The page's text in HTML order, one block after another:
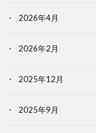
2026年4月
2026年2月
2025年12月
2025年9月